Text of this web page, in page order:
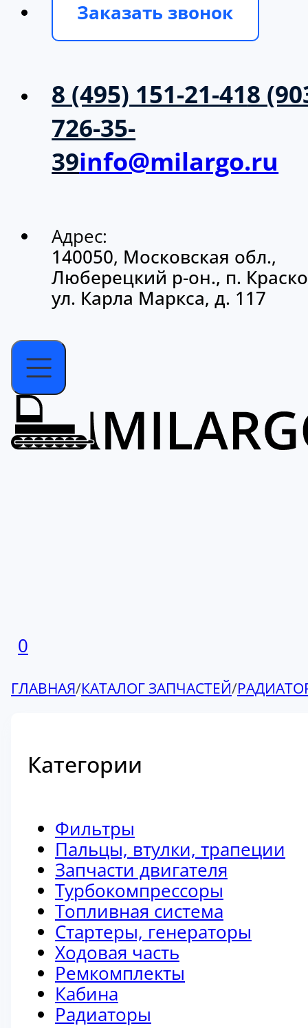
Заказать звонок
8 (495) 151-21-418
726-35-
39info@milargo.ru
Адрес:
140050, Московская обл.,
Люберецкий р-он., п.
ул. Карла Маркса, д. 117
0
ГЛАВНАЯ/КАТАЛОГ ЗАПЧАСТЕЙ/
Категории
Фильтры
Пальцы, втулки, трапеции
Запчасти двигателя
Турбокомпрессоры
Топливная система
Стартеры, генераторы
Ходовая часть
Ремкомплекты
Кабина
Радиаторы